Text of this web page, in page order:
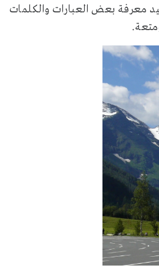
معرفة بعض العبارات والكلمات